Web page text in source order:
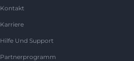
Kontakt
Karriere
Hilfe Und Support
Partnerprogramm